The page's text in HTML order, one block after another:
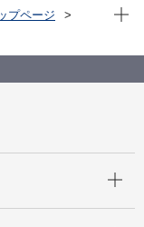
プページ
ました。
現在